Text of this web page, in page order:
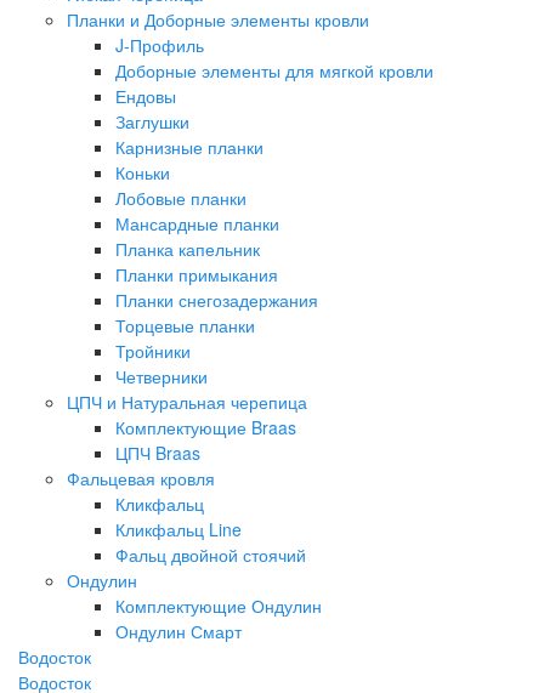
Планки и Доборные элементы кровли
J-Профиль
Доборные элементы для мягкой кровли
Ендовы
Заглушки
Карнизные планки
Коньки
Лобовые планки
Мансардные планки
Планка капельник
Планки примыкания
Планки снегозадержания
Торцевые планки
Тройники
Четверники
ЦПЧ и Натуральная черепица
Комплектующие Braas
ЦПЧ Braas
Фальцевая кровля
Кликфальц
Кликфальц Line
Фальц двойной стоячий
Ондулин
Комплектующие Ондулин
Ондулин Смарт
Водосток
Водосток